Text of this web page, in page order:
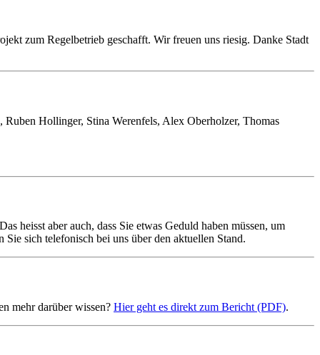
zum Regelbetrieb geschafft. Wir freuen uns riesig. Danke Stadt
Hollinger, Stina Werenfels, Alex Oberholzer, Thomas
heisst aber auch, dass Sie etwas Geduld haben müssen, um
sich telefonisch bei uns über den aktuellen Stand.
mehr darüber wissen? Hier geht es direkt zum Bericht (PDF).